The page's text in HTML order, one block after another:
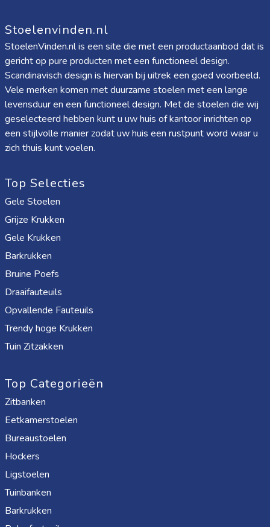
Stoelenvinden.nl
StoelenVinden.nl is een site die met een productaanbod dat is
gericht op pure producten met een functioneel design.
Scandinavisch design is hiervan bij uitrek een goed voorbeeld.
Vele merken komen met duurzame stoelen met een lange
levensduur en een functioneel design. Met de stoelen die wij
geselecteerd hebben kunt u uw huis of kantoor inrichten op
een stijlvolle manier zodat uw huis een rustpunt word waar u
zich thuis kunt voelen.
Top Selecties
Gele Stoelen
Grijze Krukken
Gele Krukken
Barkrukken
Bruine Poefs
Draaifauteuils
Opvallende Fauteuils
Trendy hoge Krukken
Tuin Zitzakken
Top Categorieën
Zitbanken
Eetkamerstoelen
Bureaustoelen
Hockers
Ligstoelen
Tuinbanken
Barkrukken